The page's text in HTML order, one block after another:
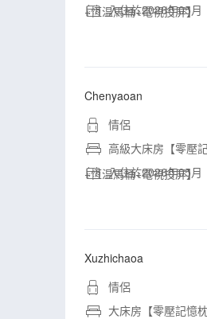
+恆温馬桶+電視投屏】
入住於2026年05月
Chenyaoan
情侶
高級大床房【零壓
+恆温馬桶+電視投屏】
入住於2026年05月
Xuzhichaoa
情侶
大床房【零壓記憶